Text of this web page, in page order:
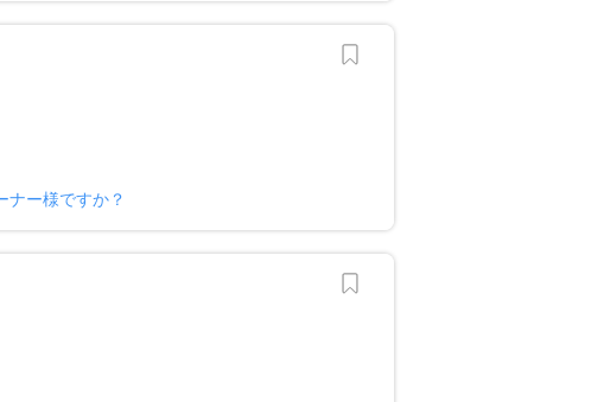
ナー様ですか？